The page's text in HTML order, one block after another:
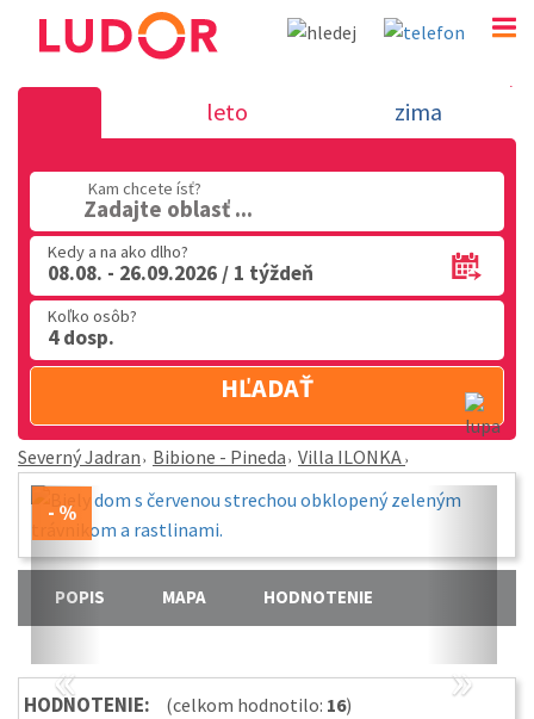
Villa ILONKA - Bibione - Pineda - Severný
02 2063 3182
leto zima
Kam chcete ísť?
Zadajte oblasť ...
Kedy a na ako dlho?
08.08. - 26.09.2026 / 1 týždeň
Koľko osôb?
4 dosp.
HĽADAŤ
Severný Jadran Bibione - Pineda Villa ILONKA
« »
POPIS MAPA HODNOTENIE
HODNOTENIE: (celkom hodnotilo: 16)